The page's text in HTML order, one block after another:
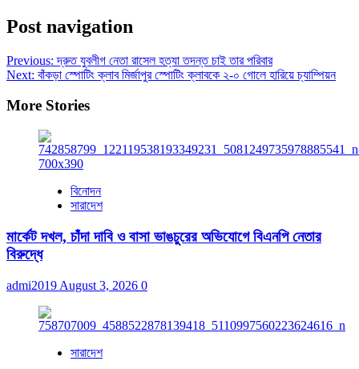
Post navigation
Previous:দ্রুত যুবলীগ নেতা রাসেল হত্যা তদন্ত চাই তার পরিবার
Next: বাঁকড়া স্পোটিং ক্লাব মির্জাপুর স্পোটিং ক্লাবকে ২-০ গোলে হারিয়ে চ্যাম্পিয়ন
More Stories
বিনোদন
সারাদেশ
মার্কেট দখল, চাঁদা দাবি ও বাসা ভাঙচুরের অভিযোগে বিএনপি নেতার
বিরুদ্ধে
admi2019 August 3, 2026 0
সারাদেশ